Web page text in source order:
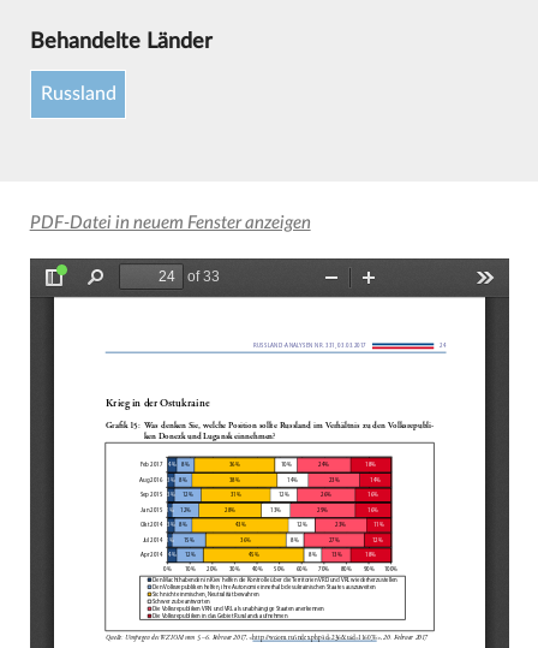
Behandelte Länder
Russland
PDF-Datei in neuem Fenster anzeigen